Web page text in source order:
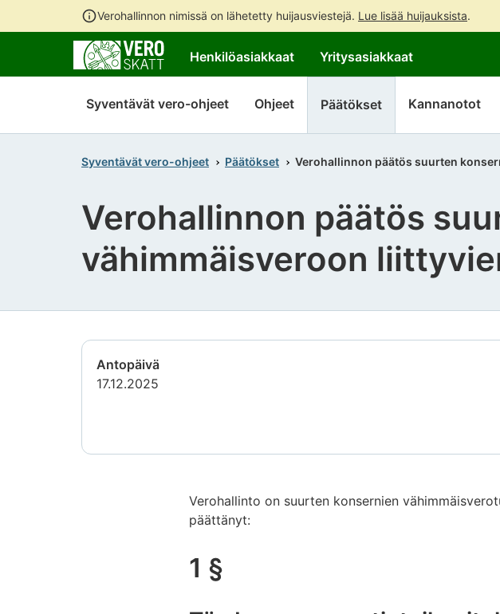
Verohallinnon nimissä on lähetetty huijausviestejä. Lue lisää huijauksista.
Henkilöasiakkaat Yritysasiakkaat
Syventävät vero-ohjeet Ohjeet Päätökset Kannanotot
Syventävät vero-ohjeet Päätökset Verohallinnon päätös suurten
Verohallinnon päätös
vähimmäisveroon
Antopäivä
17.12.2025
Verohallinto on suurten konsernien
päättänyt:
1 §